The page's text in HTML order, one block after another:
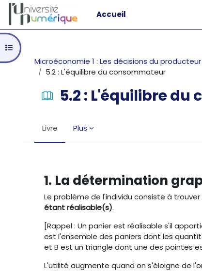
Passer au contenu principal
Accueil
Ouvrir l’index du cours
Microéconomie 1 : Les décisions du
5.2 : L'équilibre du consommateur
5.2 : L'équilibre
Livre Plus
1. La détermination
Le problème de l'individu consiste à
étant réalisable(s).
[Rappel : Un panier est réalisable s'il
est l'ensemble des paniers dont les
et B est un triangle dont une des pointes
L'utilité augmente quand on s'éloigne de